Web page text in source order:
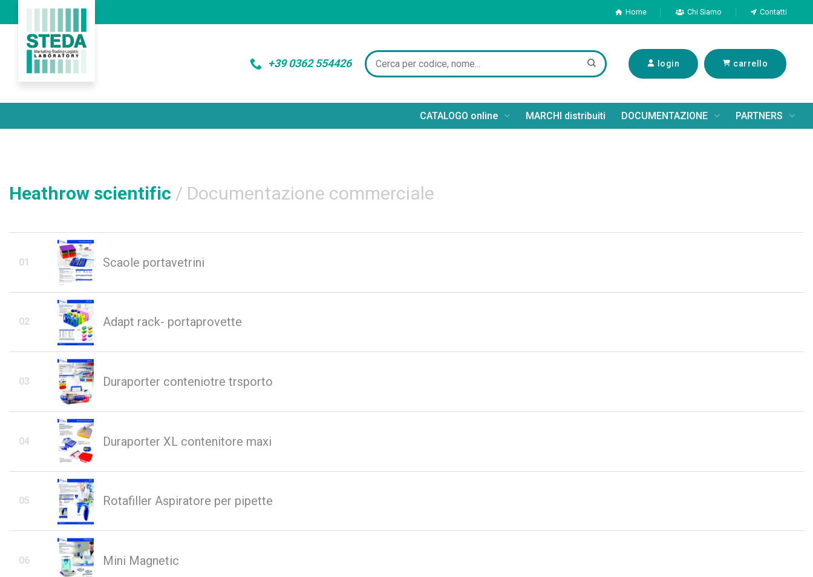
to
content
Home Chi Siamo Contatti
+39 0362 554426 login carrello
CATALOGO online MARCHI distribuiti DOCUMENTAZIONE PARTNERS
Heathrow scientific / Documentazione commerciale
Scaole portavetrini
Adapt rack- portaprovette
Duraporter conteniotre trsporto
Duraporter XL contenitore maxi
Rotafiller Aspiratore per pipette
Mini Magnetic